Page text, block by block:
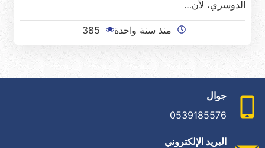
الدوسري، لأن…
منذ سنة واحدة 385
جوال
0539185576
البريد الإلكتروني